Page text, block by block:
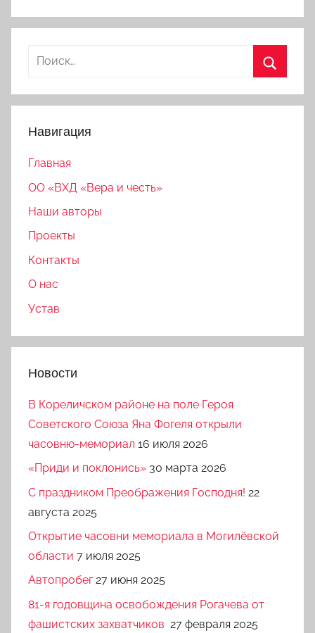
Найти:
Навигация
Главная
ОО «ВХД «Вера и честь»
Наши авторы
Проекты
Контакты
О нас
Устав
Новости
В Кореличском районе на поле Героя
Советского Союза Яна Фогеля открыли
часовню-мемориал 16 июля 2026
«Приди и поклонись» 30 марта 2026
C праздником Преображения Господня! 22
августа 2025
Открытие часовни мемориала в Могилёвской
области 7 июля 2025
Автопробег 27 июня 2025
81-я годовщина освобождения Рогачева от
фашистских захватчиков 27 февраля 2025